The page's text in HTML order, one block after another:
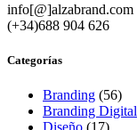
info[@]alzabrand.com
(+34)688 904 626
Categorías
Branding (56)
Branding Digital
Diseño (17)